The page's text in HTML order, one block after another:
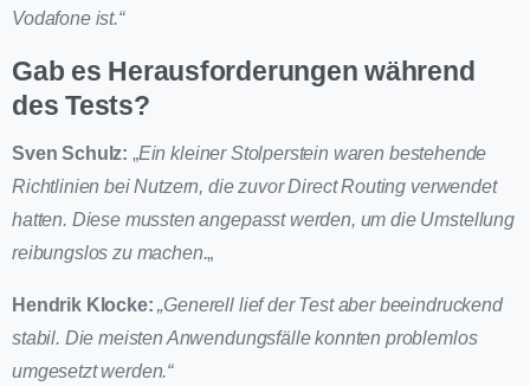
Vodafone ist.“
Gab es Herausforderungen während
des Tests?
Sven Schulz: „Ein kleiner Stolperstein waren bestehende
Richtlinien bei Nutzern, die zuvor Direct Routing verwendet
hatten. Diese mussten angepasst werden, um die Umstellung
reibungslos zu machen.„
Hendrik Klocke: „Generell lief der Test aber beeindruckend
stabil. Die meisten Anwendungsfälle konnten problemlos
umgesetzt werden.“